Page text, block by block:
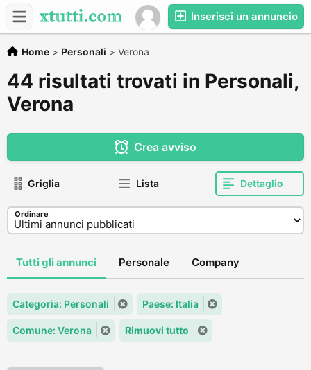
Inserisci un annuncio
Home > Personali > Verona
44 risultati trovati in Personali,
Verona
Crea avviso
Griglia Lista Dettaglio
Ordinare
Tutti gli annunci Personale Company
Categoria: Personali Paese: Italia
Comune: Verona Rimuovi tutto